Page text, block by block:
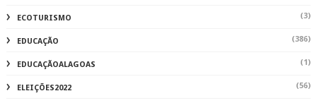
ECOTURISMO (3)
EDUCAÇÃO (386)
EDUCAÇÃOALAGOAS (1)
ELEIÇÕES2022 (56)